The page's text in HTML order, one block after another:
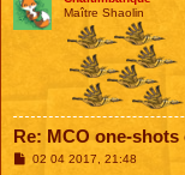
Maître Shaolin
Re: MCO one-
M02 04 2017, 21:48